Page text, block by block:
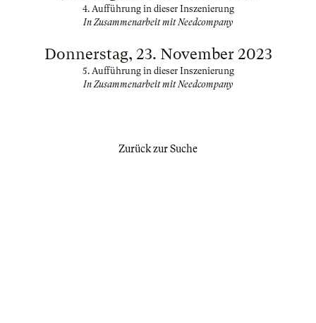
4. Aufführung in dieser Inszenierung
In Zusammenarbeit mit Needcompany
Donnerstag, 23. November 2023
5. Aufführung in dieser Inszenierung
In Zusammenarbeit mit Needcompany
Zurück zur Suche